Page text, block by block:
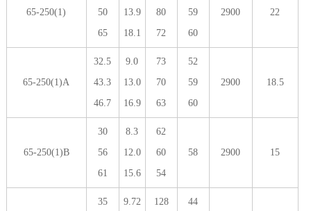
65-250(1)
50
65
13.9
18.1
80
72
59
60
2900 22
65-250(1)A
32.5
43.3
46.7
9.0
13.0
16.9
73
70
63
52
59
60
2900 18.5
65-250(1)B
30
56
61
8.3
12.0
15.6
62
60
54
58 2900 15
35
9.72
128
44